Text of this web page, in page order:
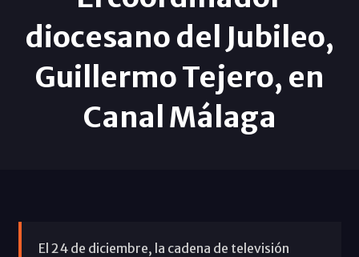
diocesano del Jubileo,
Guillermo Tejero, en
Canal Málaga
El 24 de diciembre, la cadena de televisión